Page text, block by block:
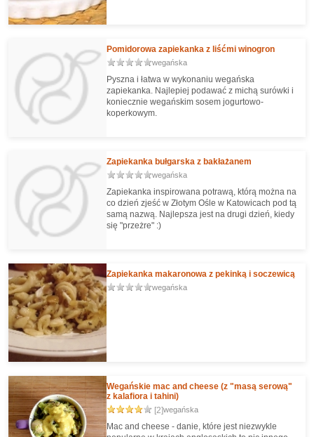
Pomidorowa zapiekanka z liśćmi winogron
wegańska
Pyszna i łatwa w wykonaniu wegańska
zapiekanka. Najlepiej podawać z michą surówki i
koniecznie wegańskim sosem jogurtowo-
koperkowym.
Zapiekanka bułgarska z bakłażanem
wegańska
Zapiekanka inspirowana potrawą, którą można na
co dzień zjeść w Złotym Ośle w Katowicach pod tą
samą nazwą. Najlepsza jest na drugi dzień, kiedy
się "przeżre" :)
Zapiekanka makaronowa z pekinką i soczewicą
wegańska
Wegańskie mac and cheese (z "masą serową"
z kalafiora i tahini)
[2]wegańska
Mac and cheese - danie, które jest niezwykle